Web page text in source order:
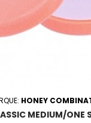
HONEY
MEDIUM/ONE